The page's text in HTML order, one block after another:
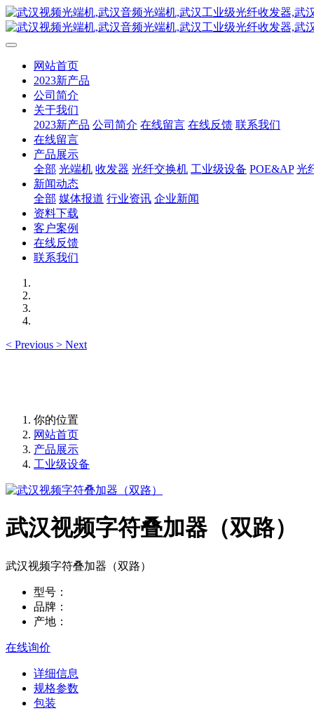
网站首页
2023新产品
公司简介
关于我们
2023新产品 公司简介 在线留言 在线反馈 联系我们
在线留言
产品展示
全部 光端机 收发器 光纤交换机 工业级设备 POE&AP 光
新闻动态
全部 媒体报道 行业资讯 企业新闻
资料下载
客户案例
在线反馈
联系我们
< Previous > Next
你的位置
网站首页
产品展示
工业级设备
武汉视频字符叠加器（双路）
武汉视频字符叠加器（双路）
型号：
品牌：
产地：
在线询价
详细信息
规格参数
包装